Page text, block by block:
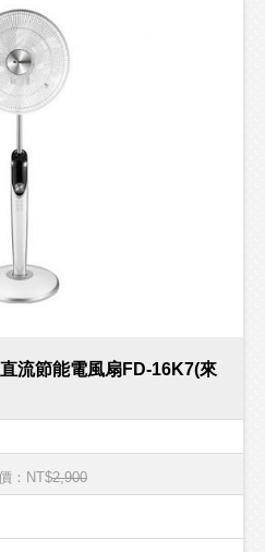
流節能電風扇FD-16K7(來
：NT$2,900